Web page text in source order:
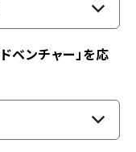
ベンチャー」を応